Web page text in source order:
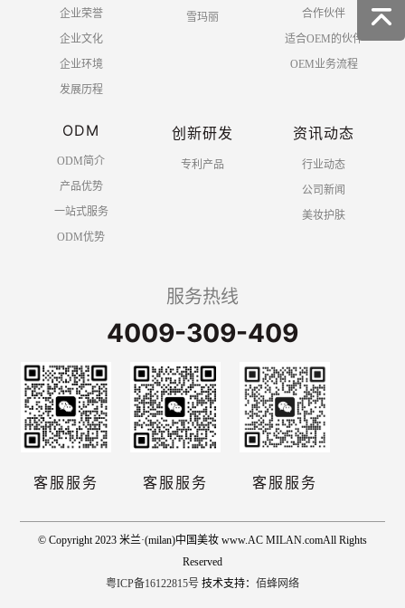
企业荣誉
企业文化
企业环境
发展历程
雪玛丽
合作伙伴
适合OEM的伙伴
OEM业务流程
ODM
ODM简介
产品优势
一站式服务
ODM优势
创新研发
专利产品
资讯动态
行业动态
公司新闻
美妆护肤
服务热线
4009-309-409
客服服务 客服服务 客服服务
© Copyright 2023 米兰·(milan)中国美妆 www.AC MILAN.comAll Rights
Reserved
粤ICP备16122815号 技术支持： 佰蜂网络